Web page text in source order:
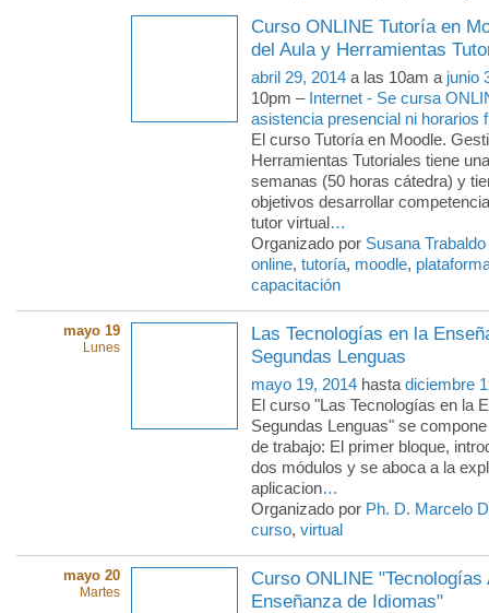
Curso ONLINE Tutoría en
del Aula y Herramientas
abril 29, 2014 a las 10am a junio
10pm – Internet - Se cursa
asistencia presencial ni horarios
El curso Tutoría en Moodle.
Herramientas Tutoriales tiene
semanas (50 horas cátedra) y
objetivos desarrollar
tutor virtual…
Organizado por Susana Trabaldo
online, tutoría, moodle,
capacitación
mayo 19
Lunes
Las Tecnologías en la
Segundas Lenguas
mayo 19, 2014 hasta diciembre
El curso "Las Tecnologías en la
Segundas Lenguas" se
de trabajo: El primer bloque,
dos módulos y se aboca a la
aplicacion…
Organizado por Ph. D. Marcelo
curso, virtual
mayo 20
Martes
Curso ONLINE
Enseñanza de Idiomas"